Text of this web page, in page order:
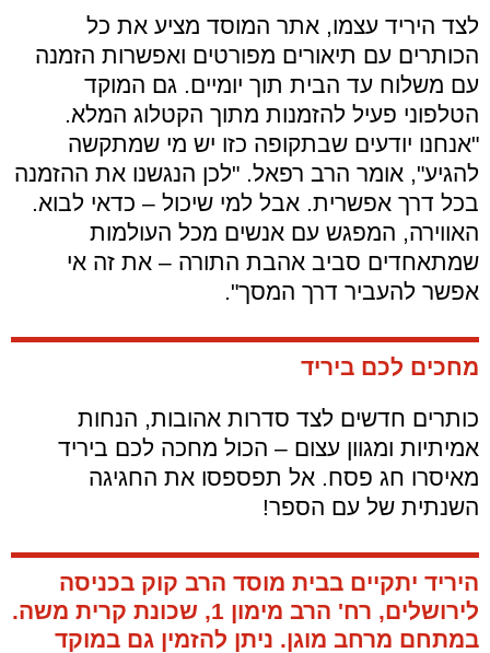
לצד היריד עצמו, אתר המוסד מציע את כל
הכותרים עם תיאורים מפורטים ואפשרות הזמנה
עם משלוח עד הבית תוך יומיים. גם המוקד
הטלפוני פעיל להזמנות מתוך הקטלוג המלא.
"אנחנו יודעים שבתקופה כזו יש מי שמתקשה
להגיע", אומר הרב רפאל. "לכן הנגשנו את ההזמנה
בכל דרך אפשרית. אבל למי שיכול – כדאי לבוא.
האווירה, המפגש עם אנשים מכל העולמות
שמתאחדים סביב אהבת התורה – את זה אי
אפשר להעביר דרך המסך".
מחכים לכם ביריד
כותרים חדשים לצד סדרות אהובות, הנחות
אמיתיות ומגוון עצום – הכול מחכה לכם ביריד
מאיסרו חג פסח. אל תפספסו את החגיגה
השנתית של עם הספר!
היריד יתקיים בבית מוסד הרב קוק בכניסה
לירושלים, רח' הרב מימון 1, שכונת קרית משה.
במתחם מרחב מוגן. ניתן להזמין גם במוקד